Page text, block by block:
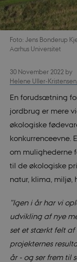
Foto: Jens Bonderup
Aarhus Universitet
30 November 2022 by
Helene Uller-
En forudsætning
jordbrug er mere
økologiske
konkurrenceevne.
om mulighederne
til de økologiske
natur, klima, miljø,
”Igen i år har vi
udvikling af nye
set et stærkt felt
projekternes
år - og ser frem til